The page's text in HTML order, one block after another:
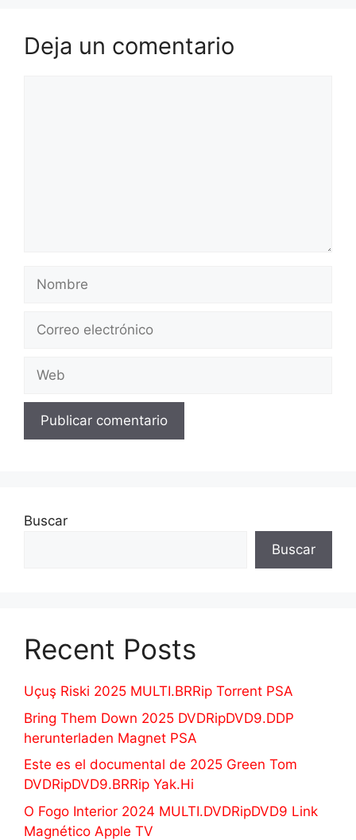
Deja un comentario
Nombre
Correo
Web
Buscar
Buscar
Recent Posts
Uçuş Riski 2025 MULTI.BRRip Torrent PSA
Bring Them Down 2025 DVDRipDVD9.DDP
herunterladen Magnet PSA
Este es el documental de 2025 Green Tom
DVDRipDVD9.BRRip Yak.Hi
O Fogo Interior 2024 MULTI.DVDRipDVD9 Link
Magnético Apple TV